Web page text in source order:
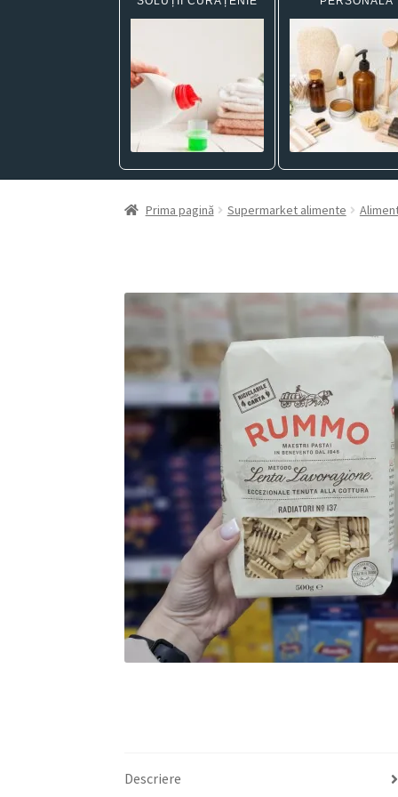
Prima pagină Supermarket alimente
Descriere